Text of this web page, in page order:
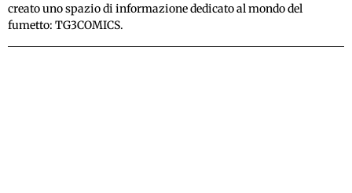
creato uno spazio di informazione dedicato al mondo del
fumetto: TG3COMICS.